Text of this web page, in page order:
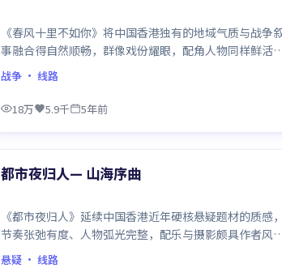
《春风十里不如你》将中国香港独有的地域气质与战争
事融合得自然顺畅，群像戏份耀眼，配角人物同样鲜活
整部作品质感扎实。
战争 · 线路
18万 5.9千 5年前
精选
都市夜归人— 山海序曲
《都市夜归人》延续中国香港近年硬核悬疑题材的质感，
节奏张弛有度、人物弧光完整，配乐与摄影颇具作者风
格，是一部值得逐帧细看的诚意之作。
悬疑 · 线路